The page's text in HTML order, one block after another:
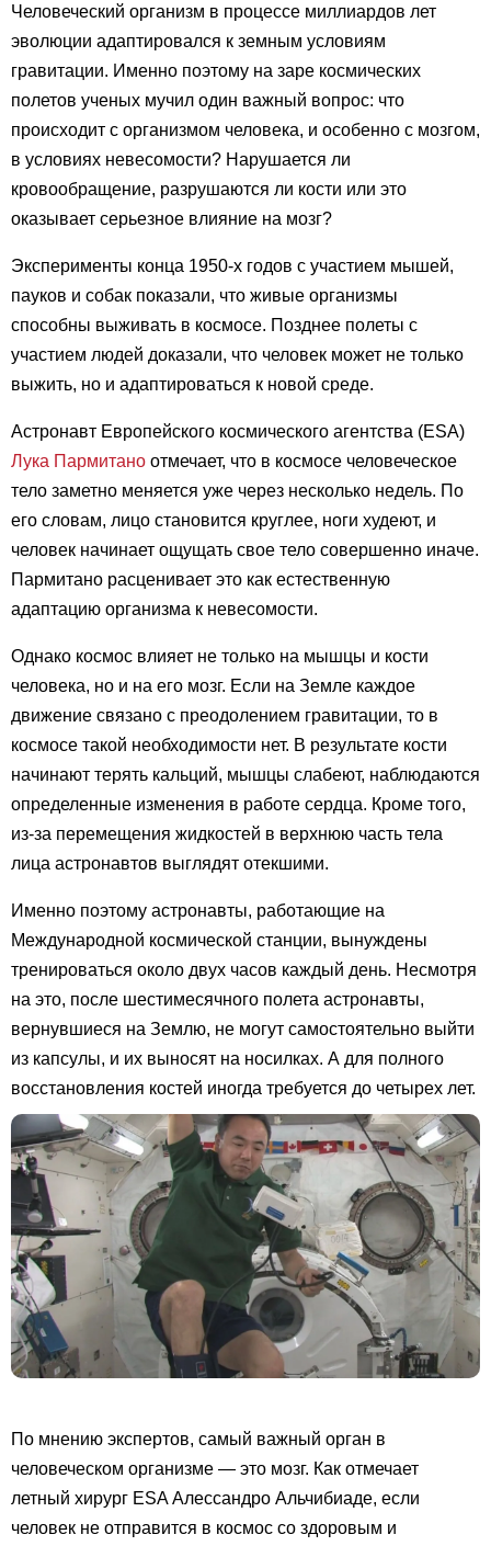
Человеческий организм в процессе миллиардов лет
эволюции адаптировался к земным условиям
гравитации. Именно поэтому на заре космических
полетов ученых мучил один важный вопрос: что
происходит с организмом человека, и особенно с мозгом,
в условиях невесомости? Нарушается ли
кровообращение, разрушаются ли кости или это
оказывает серьезное влияние на мозг?
Эксперименты конца 1950-х годов с участием мышей,
пауков и собак показали, что живые организмы
способны выживать в космосе. Позднее полеты с
участием людей доказали, что человек может не только
выжить, но и адаптироваться к новой среде.
Астронавт Европейского космического агентства (ESA)
Лука Пармитано отмечает, что в космосе человеческое
тело заметно меняется уже через несколько недель. По
его словам, лицо становится круглее, ноги худеют, и
человек начинает ощущать свое тело совершенно иначе.
Пармитано расценивает это как естественную
адаптацию организма к невесомости.
Однако космос влияет не только на мышцы и кости
человека, но и на его мозг. Если на Земле каждое
движение связано с преодолением гравитации, то в
космосе такой необходимости нет. В результате кости
начинают терять кальций, мышцы слабеют, наблюдаются
определенные изменения в работе сердца. Кроме того,
из-за перемещения жидкостей в верхнюю часть тела
лица астронавтов выглядят отекшими.
Именно поэтому астронавты, работающие на
Международной космической станции, вынуждены
тренироваться около двух часов каждый день. Несмотря
на это, после шестимесячного полета астронавты,
вернувшиеся на Землю, не могут самостоятельно выйти
из капсулы, и их выносят на носилках. А для полного
восстановления костей иногда требуется до четырех лет.
По мнению экспертов, самый важный орган в
человеческом организме — это мозг. Как отмечает
летный хирург ESA Алессандро Альчибиаде, если
человек не отправится в космос со здоровым и